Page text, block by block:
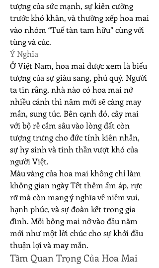
tượng của sức mạnh, sự kiên cường
trước khó khăn, và thường xếp hoa mai
vào nhóm “Tuế tàn tam hữu” cùng với
tùng và cúc.
Ý Nghĩa
Ở Việt Nam, hoa mai được xem là biểu
tượng của sự giàu sang, phú quý. Người
ta tin rằng, nhà nào có hoa mai nở
nhiều cánh thì năm mới sẽ càng may
mắn, sung túc. Bên cạnh đó, cây mai
với bộ rễ cắm sâu vào lòng đất còn
tượng trưng cho đức tính kiên nhẫn,
sự hy sinh và tinh thần vượt khó của
người Việt.
Màu vàng của hoa mai không chỉ làm
không gian ngày Tết thêm ấm áp, rực
rỡ mà còn mang ý nghĩa về niềm vui,
hạnh phúc, và sự đoàn kết trong gia
đình. Mỗi bông mai nở vào đầu năm
mới như một lời chúc cho sự khởi đầu
thuận lợi và may mắn.
Tầm Quan Trọng Của Hoa Mai